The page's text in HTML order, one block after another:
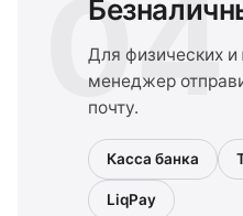
04
Для физических
менеджер
почту.
Касса банка
LiqPay